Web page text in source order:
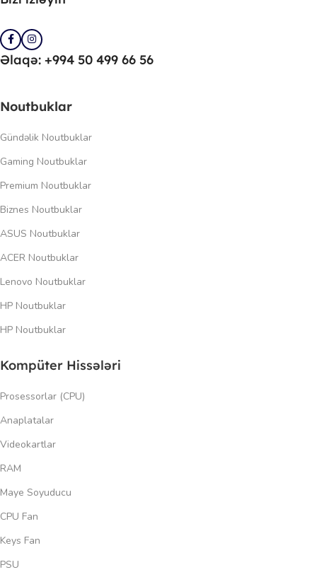
Əlaqə: +994 50 499 66 56
Noutbuklar
Gündəlik Noutbuklar
Gaming Noutbuklar
Premium Noutbuklar
Biznes Noutbuklar
ASUS Noutbuklar
ACER Noutbuklar
Lenovo Noutbuklar
HP Noutbuklar
HP Noutbuklar
Kompüter Hissələri
Prosessorlar (CPU)
Anaplatalar
Videokartlar
RAM
Maye Soyuducu
CPU Fan
Keys Fan
PSU